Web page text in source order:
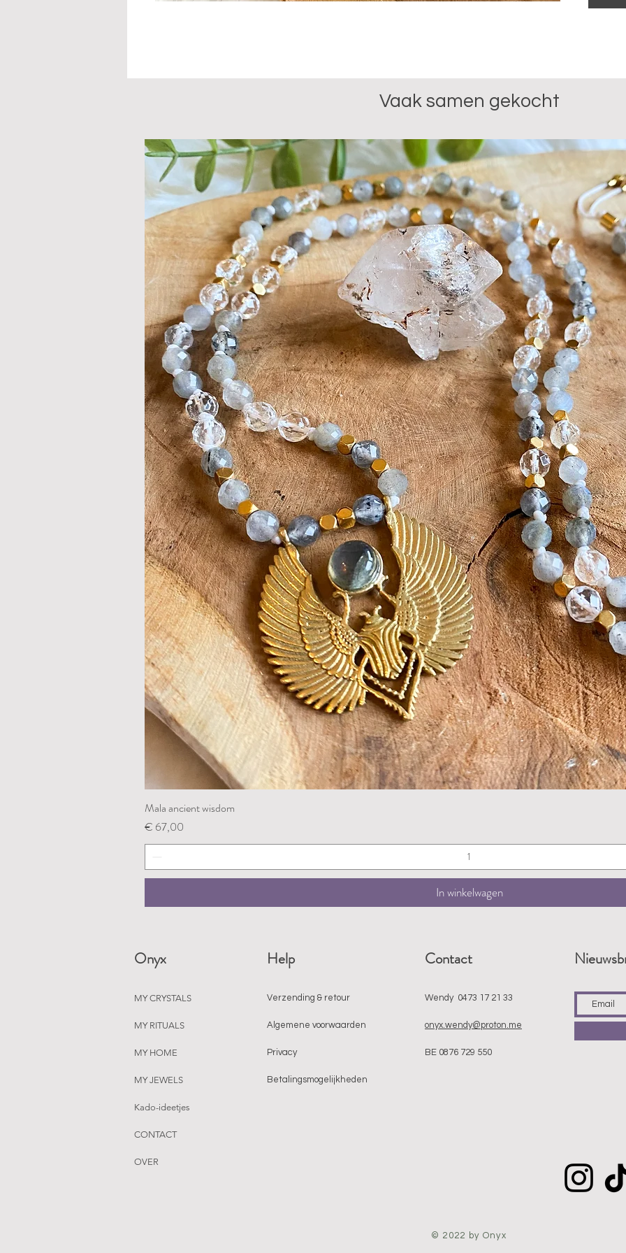
Vaak samen gekocht
Mala ancient wisdom
Prijs
€ 67,00
In winkelwagen
Onyx
MY CRYSTALS
MY RITUALS
MY HOME
MY JEWELS
Kado-ideetjes
CONTACT
OVER
Help
Verzending & retour
Algemene voorwaarden
Privacy
Betalingsmogelijkheden
Contact
Wendy 0473 17 21 33
onyx.wendy@proton.me
BE 0876 729 550
© 2022 by Onyx